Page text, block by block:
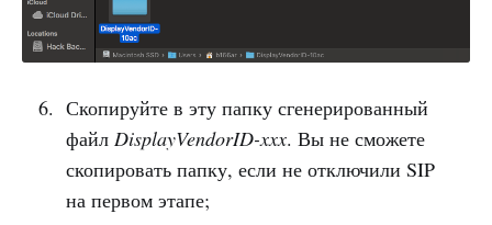
Скопируйте в эту папку сгенерированный
файл DisplayVendorID-xxx. Вы не сможете
скопировать папку, если не отключили SIP
на первом этапе;